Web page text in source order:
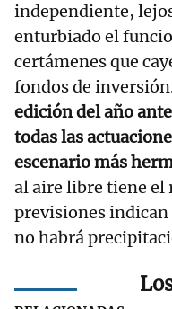
independiente,
enturbiado el
certámenes que
fondos de
edición del año
todas las
escenario más
al aire libre tiene el
previsiones indican
no habrá